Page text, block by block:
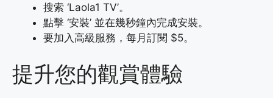
搜索 ‘Laola1 TV’。
點擊 ‘安裝’ 並在幾秒鐘內完成安裝。
要加入高級服務，每月訂閱 $5。
提升您的觀賞體驗